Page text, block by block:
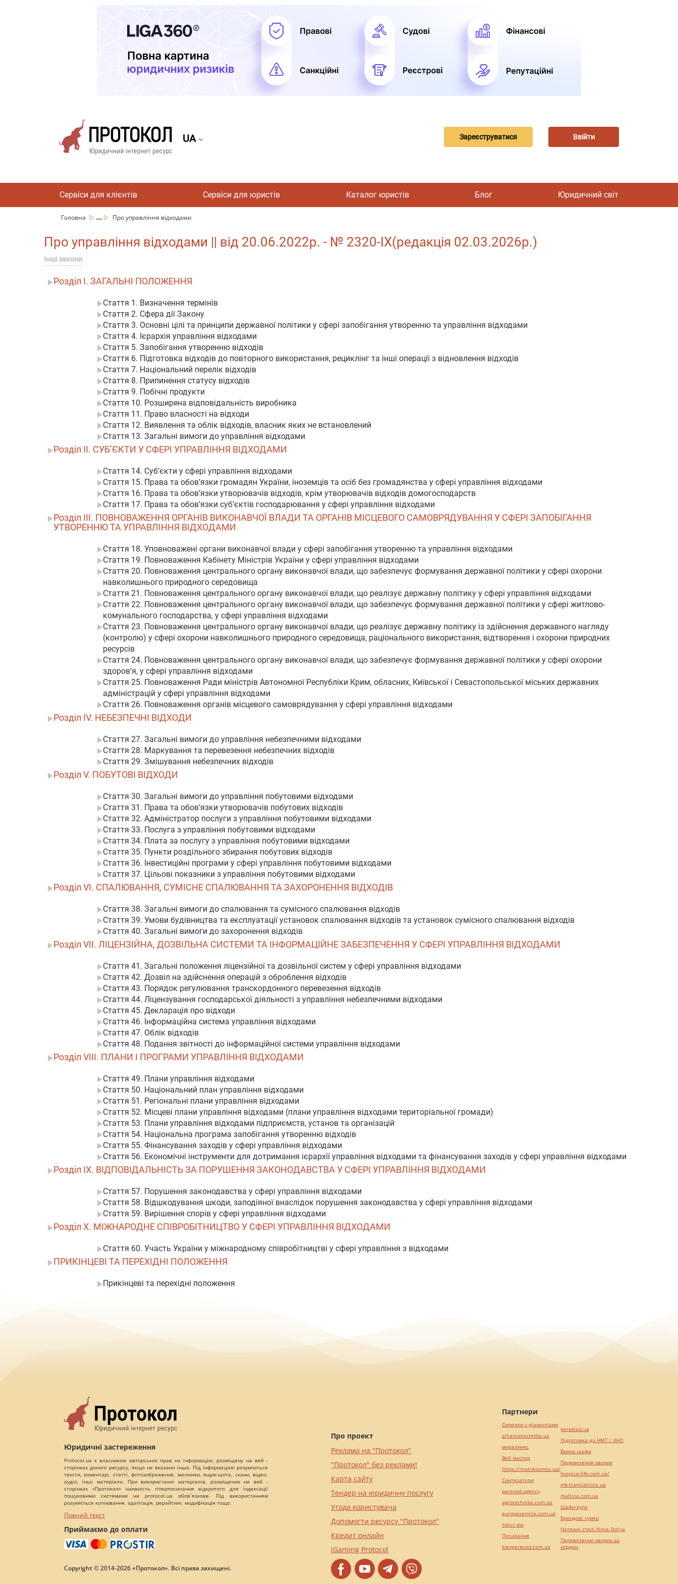
UA Зареєструватися Ввійти
Сервіси для клієнтів Сервіси для юристів Каталог юристів Блог Юридичний світ
Головна ... Про управління відходами
Про управління відходами || від 20.06.2022р. - № 2320-IX(редакція 02.03.2026р.)
Інші закони
Розділ I. ЗАГАЛЬНІ ПОЛОЖЕННЯ
Стаття 1. Визначення термінів
Стаття 2. Сфера дії Закону
Стаття 3. Основні цілі та принципи державної політики у сфері запобігання утворенню та управління відходами
Стаття 4. Ієрархія управління відходами
Стаття 5. Запобігання утворенню відходів
Стаття 6. Підготовка відходів до повторного використання, рециклінг та інші операції з відновлення відходів
Стаття 7. Національний перелік відходів
Стаття 8. Припинення статусу відходів
Стаття 9. Побічні продукти
Стаття 10. Розширена відповідальність виробника
Стаття 11. Право власності на відходи
Стаття 12. Виявлення та облік відходів, власник яких не встановлений
Стаття 13. Загальні вимоги до управління відходами
Розділ II. СУБ’ЄКТИ У СФЕРІ УПРАВЛІННЯ ВІДХОДАМИ
Стаття 14. Суб’єкти у сфері управління відходами
Стаття 15. Права та обов’язки громадян України, іноземців та осіб без громадянства у сфері управління відходами
Стаття 16. Права та обов’язки утворювачів відходів, крім утворювачів відходів домогосподарств
Стаття 17. Права та обов’язки суб’єктів господарювання у сфері управління відходами
Розділ III. ПОВНОВАЖЕННЯ ОРГАНІВ ВИКОНАВЧОЇ ВЛАДИ ТА ОРГАНІВ МІСЦЕВОГО САМОВРЯДУВАННЯ У СФЕРІ ЗАПОБІГАННЯ
УТВОРЕННЮ ТА УПРАВЛІННЯ ВІДХОДАМИ
Стаття 18. Уповноважені органи виконавчої влади у сфері запобігання утворенню та управління відходами
Стаття 19. Повноваження Кабінету Міністрів України у сфері управління відходами
Стаття 20. Повноваження центрального органу виконавчої влади, що забезпечує формування державної політики у сфері охорони
навколишнього природного середовища
Стаття 21. Повноваження центрального органу виконавчої влади, що реалізує державну політику у сфері управління відходами
Стаття 22. Повноваження центрального органу виконавчої влади, що забезпечує формування державної політики у сфері житлово-
комунального господарства, у сфері управління відходами
Стаття 23. Повноваження центрального органу виконавчої влади, що реалізує державну політику із здійснення державного нагляду
(контролю) у сфері охорони навколишнього природного середовища, раціонального використання, відтворення і охорони природних
ресурсів
Стаття 24. Повноваження центрального органу виконавчої влади, що забезпечує формування державної політики у сфері охорони
здоров’я, у сфері управління відходами
Стаття 25. Повноваження Ради міністрів Автономної Республіки Крим, обласних, Київської і Севастопольської міських державних
адміністрацій у сфері управління відходами
Стаття 26. Повноваження органів місцевого самоврядування у сфері управління відходами
Розділ IV. НЕБЕЗПЕЧНІ ВІДХОДИ
Стаття 27. Загальні вимоги до управління небезпечними відходами
Стаття 28. Маркування та перевезення небезпечних відходів
Стаття 29. Змішування небезпечних відходів
Розділ V. ПОБУТОВІ ВІДХОДИ
Стаття 30. Загальні вимоги до управління побутовими відходами
Стаття 31. Права та обов’язки утворювачів побутових відходів
Стаття 32. Адміністратор послуги з управління побутовими відходами
Стаття 33. Послуга з управління побутовими відходами
Стаття 34. Плата за послугу з управління побутовими відходами
Стаття 35. Пункти роздільного збирання побутових відходів
Стаття 36. Інвестиційні програми у сфері управління побутовими відходами
Стаття 37. Цільові показники з управління побутовими відходами
Розділ VI. СПАЛЮВАННЯ, СУМІСНЕ СПАЛЮВАННЯ ТА ЗАХОРОНЕННЯ ВІДХОДІВ
Стаття 38. Загальні вимоги до спалювання та сумісного спалювання відходів
Стаття 39. Умови будівництва та експлуатації установок спалювання відходів та установок сумісного спалювання відходів
Стаття 40. Загальні вимоги до захоронення відходів
Розділ VII. ЛІЦЕНЗІЙНА, ДОЗВІЛЬНА СИСТЕМИ ТА ІНФОРМАЦІЙНЕ ЗАБЕЗПЕЧЕННЯ У СФЕРІ УПРАВЛІННЯ ВІДХОДАМИ
Стаття 41. Загальні положення ліцензійної та дозвільної систем у сфері управління відходами
Стаття 42. Дозвіл на здійснення операцій з оброблення відходів
Стаття 43. Порядок регулювання транскордонного перевезення відходів
Стаття 44. Ліцензування господарської діяльності з управління небезпечними відходами
Стаття 45. Декларація про відходи
Стаття 46. Інформаційна система управління відходами
Стаття 47. Облік відходів
Стаття 48. Подання звітності до інформаційної системи управління відходами
Розділ VIII. ПЛАНИ І ПРОГРАМИ УПРАВЛІННЯ ВІДХОДАМИ
Стаття 49. Плани управління відходами
Стаття 50. Національний план управління відходами
Стаття 51. Регіональні плани управління відходами
Стаття 52. Місцеві плани управління відходами (плани управління відходами територіальної громади)
Стаття 53. Плани управління відходами підприємств, установ та організацій
Стаття 54. Національна програма запобігання утворенню відходів
Стаття 55. Фінансування заходів у сфері управління відходами
Стаття 56. Економічні інструменти для дотримання ієрархії управління відходами та фінансування заходів у сфері управління відходами
Розділ IX. ВІДПОВІДАЛЬНІСТЬ ЗА ПОРУШЕННЯ ЗАКОНОДАВСТВА У СФЕРІ УПРАВЛІННЯ ВІДХОДАМИ
Стаття 57. Порушення законодавства у сфері управління відходами
Стаття 58. Відшкодування шкоди, заподіяної внаслідок порушення законодавства у сфері управління відходами
Стаття 59. Вирішення спорів у сфері управління відходами
Розділ X. МІЖНАРОДНЕ СПІВРОБІТНИЦТВО У СФЕРІ УПРАВЛІННЯ ВІДХОДАМИ
Стаття 60. Участь України у міжнародному співробітництві у сфері управління з відходами
ПРИКІНЦЕВІ ТА ПЕРЕХІДНІ ПОЛОЖЕННЯ
Прикінцеві та перехідні положення
Юридичні застереження
Protocol.ua є власником авторських прав на інформацію, розміщену на веб -
сторінках даного ресурсу, якщо не вказано інше. Під інформацією розуміються
тексти, коментарі, статті, фотозображення, малюнки, ящик-шота, скани, відео,
аудіо, інші матеріали. При використанні матеріалів, розміщених на веб -
сторінках «Протокол» наявність гіперпосилання відкритого для індексації
пошуковими системами на protocol.ua обов`язкове. Під використанням
розуміється копіювання, адаптація, рерайтинг, модифікація тощо.
Повний текст
Приймаємо до оплати
Copyright © 2014-2026 «Протокол». Всі права захищені.
Про проект
Реклама на "Протокол"
"Протокол" без реклами!
Карта сайту
Тендер на юридичну послугу
Угода користувача
Допомогти ресурсу "Протокол"
Кредит онлайн
iGaming Protocol
Партнери
Сережки з діамантами
alliancetechnika.ua
миралинкс
Веб мастер
https://motokosmos.ua/
Синтезатори
perevod.agency
agrotechnika.com.ua
europeservice.com.ua
текст юа
Посилання
kievperevod.com.ua
pereklad.ua
Підготовка до НМТ / ЗНО
Винна шафа
Перевезення хворих
hospice-life.com.ua/
mk-translations.ua
maltina.com.ua
Шафи купе
Брендові сумки
Натяжні стелі Nova Stelya
Перевезення хворих за
кордон